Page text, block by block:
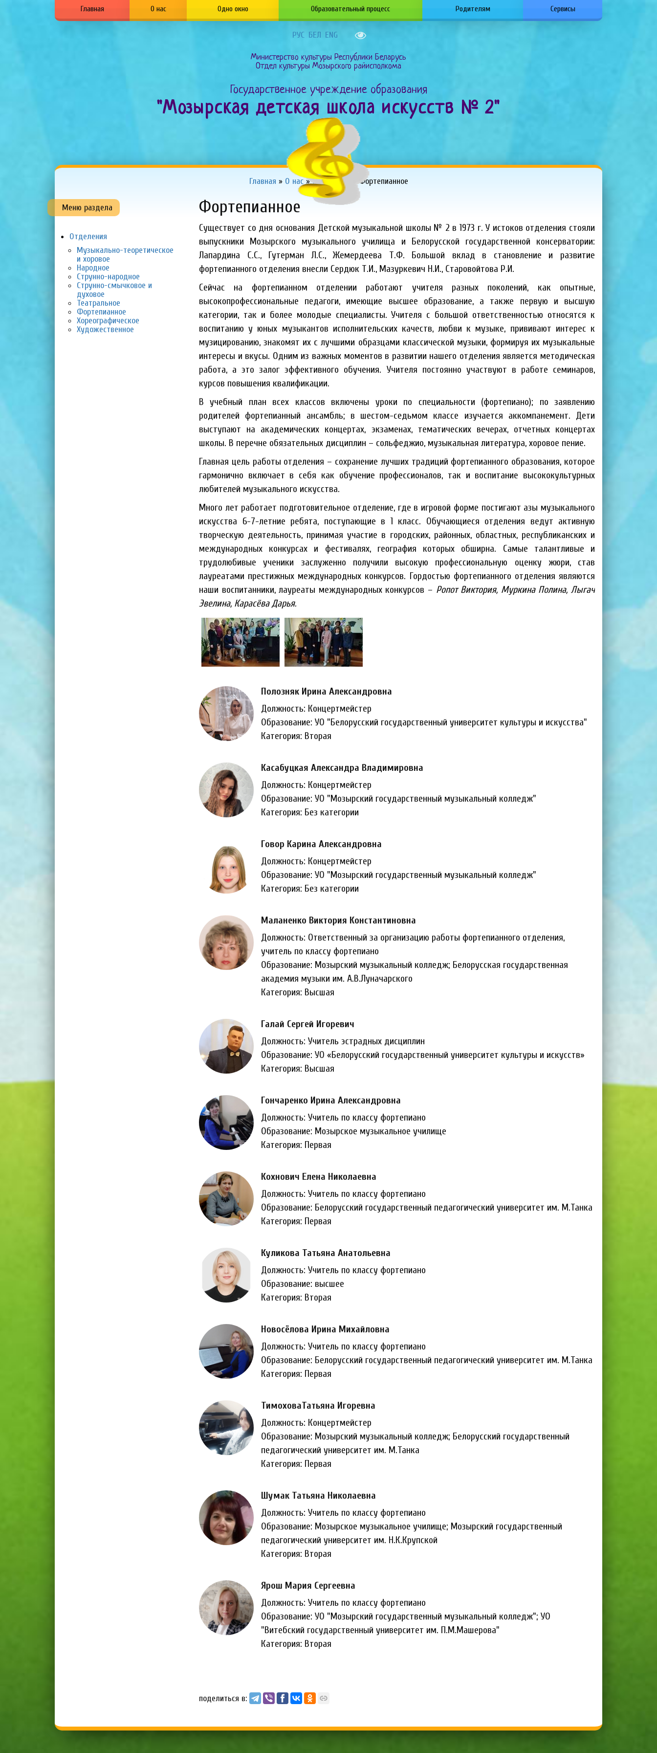
Главная О нас Одно окно Образовательный процесс Родителям Сервисы
РУС БЕЛ ENG
Министерство культуры Республики Беларусь
Отдел культуры Мозырского райисполкома
Государственное учреждение образования
"Мозырская детская школа искусств № 2"
Главная » О нас»Отделения »Фортепианное
Фортепианное
Существует со дня основания Детской музыкальной школы № 2 в 1973 г. У истоков отделения стояли
выпускники Мозырского музыкального училища и Белорусской государственной консерватории:
Лапардина С.С., Гутерман Л.С.,Жемердеева Т.Ф. Большой вклад в становление и развитие
фортепианного отделения внесли Сердюк Т.И., Мазуркевич Н.И., Старовойтова Р.И.
Сейчас на фортепианном отделении работают учителя разных поколений, как опытные,
высокопрофессиональные педагоги, имеющие высшее образование,а также первую и высшую
категории, так и более молодые специалисты. Учителя с большой ответственностью относятся к
воспитанию у юных музыкантов исполнительских качеств, любви к музыке, прививают интерес к
музицированию, знакомят их с лучшими образцами классической музыки, формируя их музыкальные
интересы и вкусы. Одним из важных моментов в развитии нашего отделения является методическая
работа, а это залог эффективного обучения. Учителя постоянно участвуют в работе семинаров,
курсов повышения квалификации.
В учебный план всех классов включены уроки по специальности (фортепиано); по заявлению
родителей фортепианный ансамбль; в шестом-седьмом классе изучается аккомпанемент. Дети
выступают на академических концертах, экзаменах, тематических вечерах, отчетных концертах
школы. В перечне обязательных дисциплин – сольфеджио, музыкальная литература, хоровое пение.
Главная цель работы отделения – сохранение лучших традиций фортепианного образования, которое
гармонично включает в себя как обучение профессионалов, так и воспитание высококультурных
любителей музыкального искусства.
Много лет работает подготовительное отделение, где в игровой форме постигают азы музыкального
искусства 6-7-летние ребята, поступающие в 1 класс. Обучающиеся отделения ведут активную
творческую деятельность, принимая участие в городских, районных, областных, республиканских и
международных конкурсах и фестивалях, география которых обширна. Самые талантливые и
трудолюбивые ученики заслуженно получили высокую профессиональную оценку жюри, став
лауреатами престижных международных конкурсов. Гордостью фортепианного отделения являются
наши воспитанники,лауреаты международных конкурсов – Ропот Виктория, МуркинаПолина,Лыгач
Эвелина, КарасёваДарья.
Полозняк Ирина Александровна
Должность: Концертмейстер
Образование: УО "Белорусский государственный университет культуры и искусства"
Категория: Вторая
Касабуцкая Александра Владимировна
Должность: Концертмейстер
Образование: УО "Мозырский государственный музыкальный колледж"
Категория: Без категории
Говор Карина Александровна
Должность: Концертмейстер
Образование: УО "Мозырский государственный музыкальный колледж"
Категория: Без категории
Маланенко Виктория Константиновна
Должность: Ответственный за организацию работы фортепианного отделения,
учитель по классу фортепиано
Образование: Мозырский музыкальный колледж; Белорусская государственная
академия музыки им. А.В.Луначарского
Категория: Высшая
Галай Сергей Игоревич
Должность: Учитель эстрадных дисциплин
Образование: УО «Белорусский государственный университет культуры и искусств»
Категория: Высшая
Гончаренко Ирина Александровна
Должность: Учитель по классу фортепиано
Образование: Мозырское музыкальное училище
Категория: Первая
Кохнович Елена Николаевна
Должность: Учитель по классу фортепиано
Образование: Белорусский государственный педагогический университет им. М.Танка
Категория: Первая
Куликова Татьяна Анатольевна
Должность: Учитель по классу фортепиано
Образование: высшее
Категория: Вторая
Новосёлова Ирина Михайловна
Должность: Учитель по классу фортепиано
Образование: Белорусский государственный педагогический университет им. М.Танка
Категория: Первая
ТимоховаТатьяна Игоревна
Должность: Концертмейстер
Образование: Мозырский музыкальный колледж; Белорусский государственный
педагогический университет им. М.Танка
Категория: Первая
Шумак Татьяна Николаевна
Должность: Учитель по классу фортепиано
Образование: Мозырское музыкальное училище; Мозырский государственный
педагогический университет им. Н.К.Крупской
Категория: Вторая
Ярош Мария Сергеевна
Должность: Учитель по классу фортепиано
Образование: УО "Мозырский государственный музыкальный колледж"; УО
"Витебский государственный университет им. П.М.Машерова"
Категория: Вторая
поделиться в:
Меню раздела
Отделения
Музыкально-теоретическое
и хоровое
Народное
Струнно-народное
Струнно-смычковое и
духовое
Театральное
Фортепианное
Хореографическое
Художественное